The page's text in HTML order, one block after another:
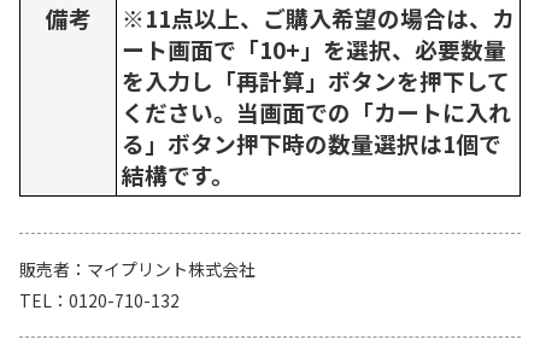
備考
※11点以上、ご購入希望の場合は、カ
ート画面で「10+」を選択、必要数量
を入力し「再計算」ボタンを押下して
ください。当画面での「カートに入れ
る」ボタン押下時の数量選択は1個で
結構です。
販売者
マイプリント株式会社
TEL
0120-710-132